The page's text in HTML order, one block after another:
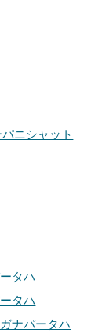
ニシャット
タハ
タハ
ナパータハ